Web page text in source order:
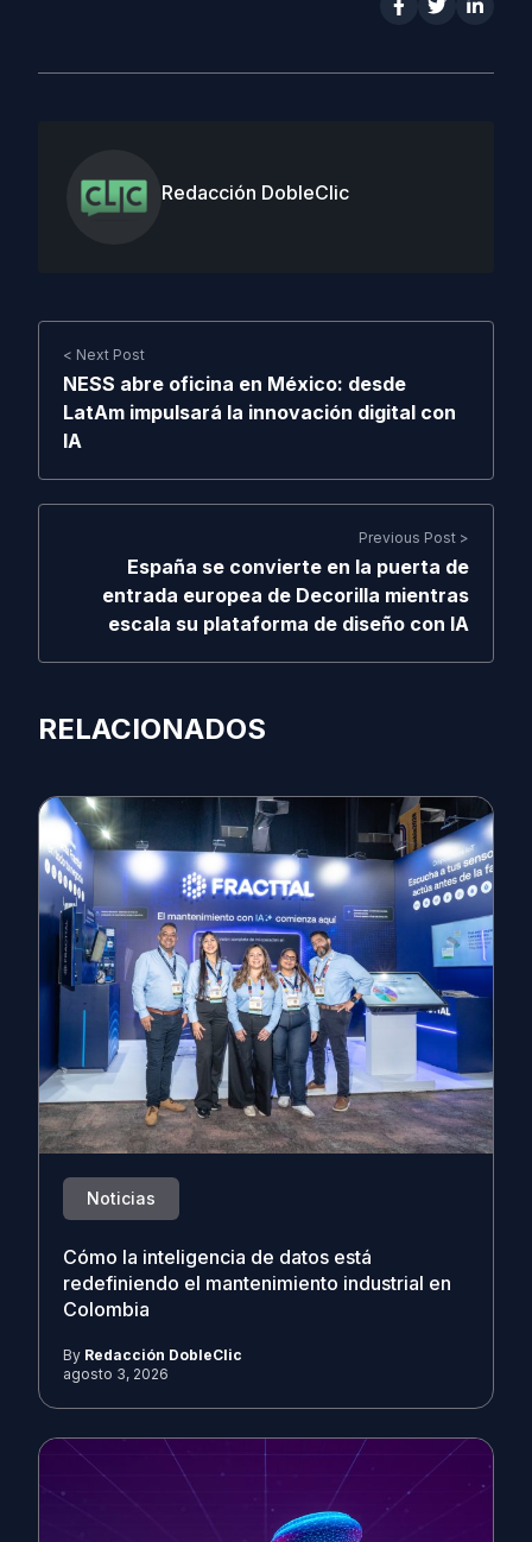
Redacción DobleClic
< Next Post
NESS abre oficina en México: desde
LatAm impulsará la innovación digital con
IA
Previous Post >
España se convierte en la puerta de
entrada europea de Decorilla mientras
escala su plataforma de diseño con IA
RELACIONADOS
Noticias
Cómo la inteligencia de datos está
redefiniendo el mantenimiento industrial en
Colombia
By Redacción DobleClic
agosto 3, 2026